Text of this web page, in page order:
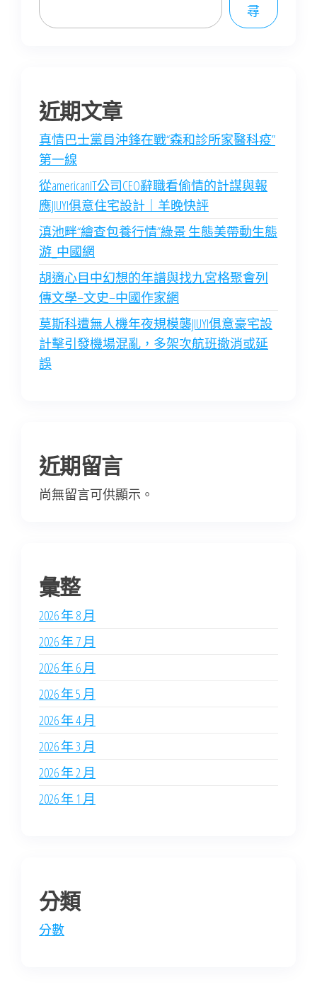
尋
近期文章
真情巴士黨員沖鋒在戰“森和診所家醫科疫”
第一線
從americanIT公司CEO辭職看偷情的計謀與報
應JIUYI俱意住宅設計｜羊晚快評
滇池畔“繪查包養行情”綠景 生態美帶動生態
游_中國網
胡適心目中幻想的年譜與找九宮格聚會列
傳文學–文史–中國作家網
莫斯科遭無人機年夜規模襲JIUYI俱意豪宅設
計擊引發機場混亂，多架次航班撤消或延
誤
近期留言
尚無留言可供顯示。
彙整
2026 年 8 月
2026 年 7 月
2026 年 6 月
2026 年 5 月
2026 年 4 月
2026 年 3 月
2026 年 2 月
2026 年 1 月
分類
分數